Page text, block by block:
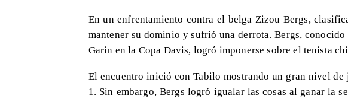
En un enfrentamiento contra el belga Zizou Bergs,
mantener su dominio y sufrió una derrota. Bergs,
Garin en la Copa Davis, logró imponerse sobre el tenista
El encuentro inició con Tabilo mostrando un gran nivel
1. Sin embargo, Bergs logró igualar las cosas al ganar la